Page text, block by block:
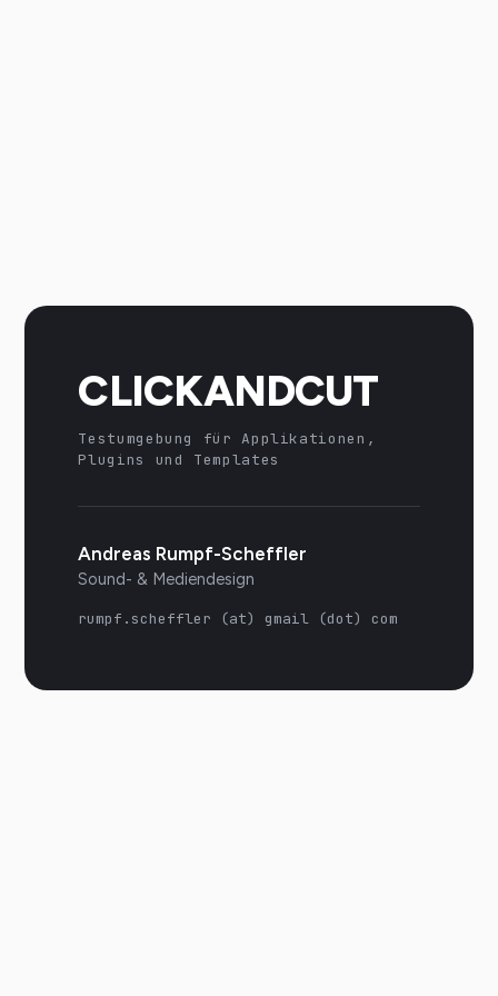
CLICKANDCUT
Testumgebung für Applikationen,
Plugins und Templates
Andreas Rumpf-Scheffler
Sound- & Mediendesign
rumpf.scheffler (at) gmail (dot) com